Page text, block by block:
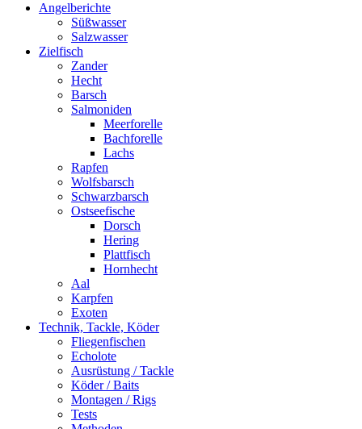
Angelberichte
Süßwasser
Salzwasser
Zielfisch
Zander
Hecht
Barsch
Salmoniden
Meerforelle
Bachforelle
Lachs
Rapfen
Wolfsbarsch
Schwarzbarsch
Ostseefische
Dorsch
Hering
Plattfisch
Hornhecht
Aal
Karpfen
Exoten
Technik, Tackle, Köder
Fliegenfischen
Echolote
Ausrüstung / Tackle
Köder / Baits
Montagen / Rigs
Tests